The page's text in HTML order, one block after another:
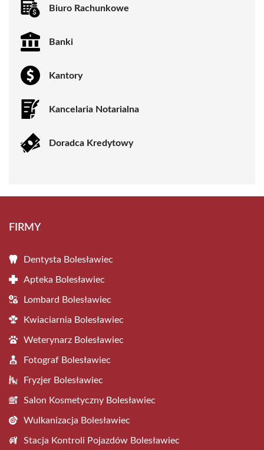
Biuro Rachunkowe
Banki
Kantory
Kancelaria Notarialna
Doradca Kredytowy
FIRMY
Dentysta Bolesławiec
Apteka Bolesławiec
Lombard Bolesławiec
Kwiaciarnia Bolesławiec
Weterynarz Bolesławiec
Fotograf Bolesławiec
Fryzjer Bolesławiec
Salon Kosmetyczny Bolesławiec
Wulkanizacja Bolesławiec
Stacja Kontroli Pojazdów Bolesławiec